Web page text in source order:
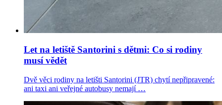
Let na letiště Santorini s dětmi: Co si rodiny
musí vědět
Dvě věci rodiny na letišti Santorini (JTR) chytí nepřipravené:
ani taxi ani veřejné autobusy nemají …